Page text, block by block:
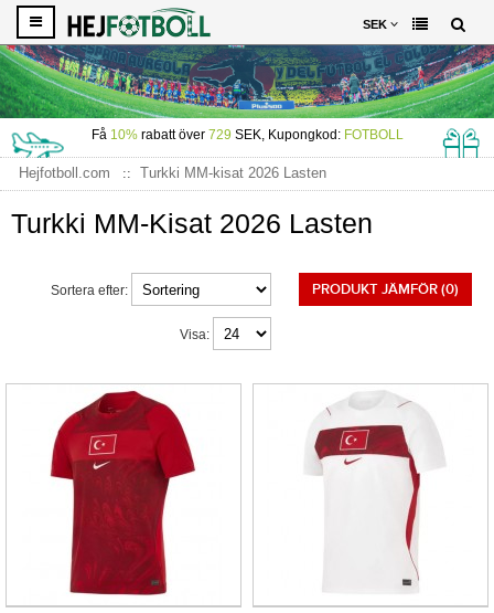
SEK
Få 10%rabatt över 729 SEK, Kupongkod: FOTBOLL
Hejfotboll.com Turkki MM-kisat 2026 Lasten
Turkki MM-Kisat 2026 Lasten
PRODUKT JÄMFÖR (0)
Sortera efter:
Visa: